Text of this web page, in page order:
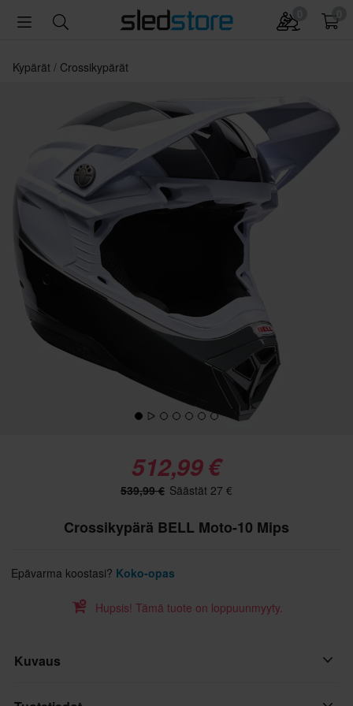
Kypärät Crossikypärät
512,99 €
539,99 € Säästät 27 €
Crossikypärä BELL Moto-10 Mips
Epävarma koostasi? Koko-opas
Hupsis! Tämä tuote on loppuunmyyty.
Kuvaus